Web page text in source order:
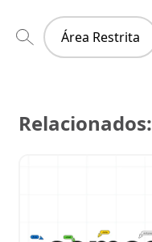
Área Restrita
Relacionados: